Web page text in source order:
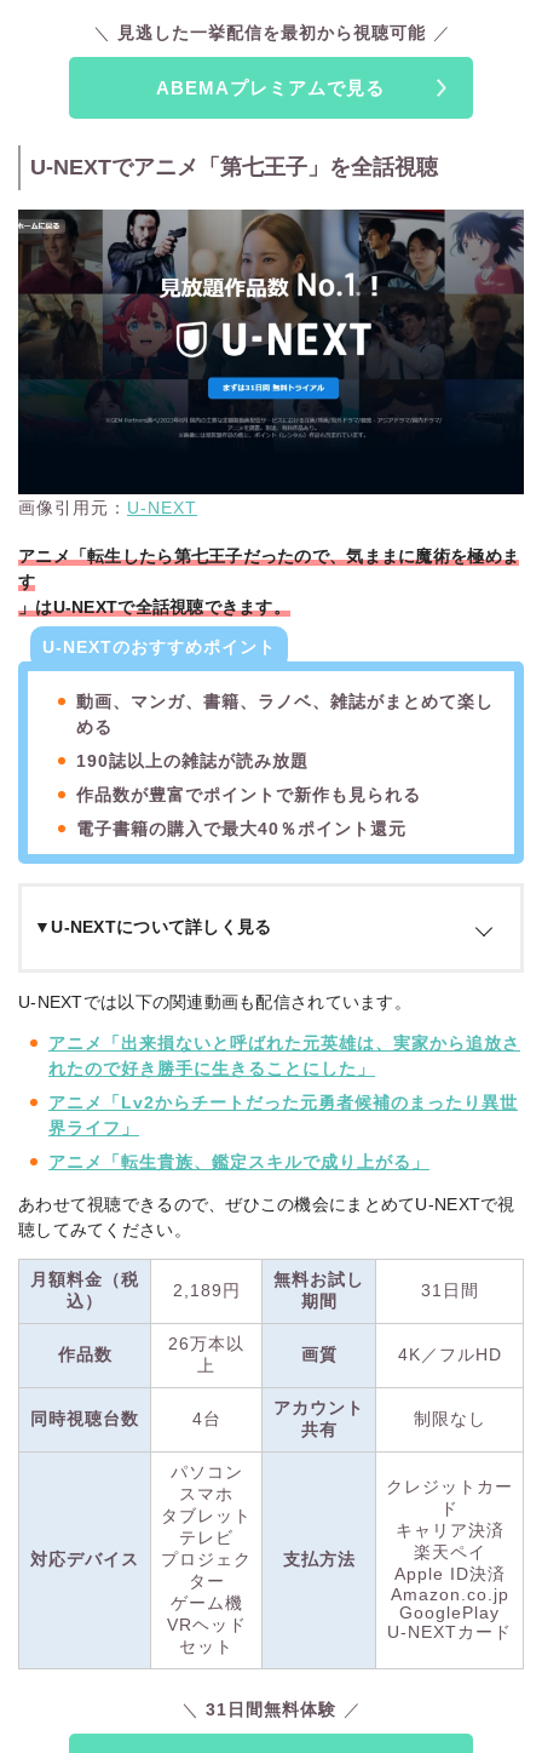
アルタイムのコメントを閲覧できるので、ライブ感が好きな方
にもピッタリ。
また、3万本以上の映画やドラマが見放題なのも魅力！ABEMA
リティーショーなどの他サービスで観られないジャンルも充実
普段ABEMAを観られている方はもちろん、地上波のテレビ代
わりとしてもおすすめ！ぜひこの機会にABEMAプレミアムを
利用してみてください。
見逃した一挙配信を最初から視聴可能
ABEMAプレミアムで見る
U-NEXTでアニメ「第七王子」を全話視聴
画像引用元： U-NEXT
アニメ「転生したら第七王子だったので、気ままに魔術を極めま
す
」はU-NEXTで全話視聴できます。
U-NEXTのおすすめポイント
動画、マンガ、書籍、ラノベ、雑誌がまとめて楽し
める
190誌以上の雑誌が読み放題
作品数が豊富でポイントで新作も見られる
電子書籍の購入で最大40％ポイント還元
▼U-NEXTについて詳しく見る
U-NEXTは、作品数が国内最大級の26万本以上を誇る動画配信
映画・ドラマ・アニメ作品はもちろん、雑誌や
マンガもまとめて楽しめるのが特徴。
配信タイトルは見放題作品に加え、新作映画も有料レンタルで
見られます。有料作品は、毎月付与されるポイントを使って視
聴でき、マンガや映画チケットの購入にも利用可能。
U-NEXTで は、31日間の無料トライアルを実施中！
ャンペーンです。
また、特典として貰える600円分のポイントを使って最新作の
レンタルや電子書籍の購入もできるので、ぜひこの機会にU-
NEXTを利用してみてください。
U-NEXTでは以下の関連動画も配信されています。
アニメ「出来損ないと呼ばれた元英雄は、実家から追放さ
れたので好き勝手に生きることにした」
アニメ「Lv2からチートだった元勇者候補のまったり異世
界ライフ」
アニメ「転生貴族、鑑定スキルで成り上がる」
あわせて視聴できるので、ぜひこの機会にまとめてU-NEXTで視
聴してみてください。
月額料金（税
込）
2,189円
無料お試し
期間
31日間
作品数
26万本以
上
画質 4K／フルHD
同時視聴台数 4台
アカウント
共有
制限なし
対応デバイス
パソコン
スマホ
タブレット
テレビ
プロジェク
ター
ゲーム機
VRヘッド
セット
支払方法
クレジットカー
ド
キャリア決済
楽天ペイ
Apple ID決済
Amazon.co.jp
GooglePlay
U-NEXTカード
31日間無料体験